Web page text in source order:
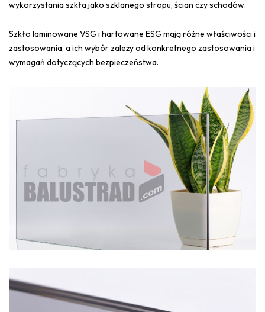
wykorzystania szkła jako szklanego stropu, ścian czy schodów.
Szkło laminowane VSG i hartowane ESG mają różne właściwości i
zastosowania, a ich wybór zależy od konkretnego zastosowania i
wymagań dotyczących bezpieczeństwa.